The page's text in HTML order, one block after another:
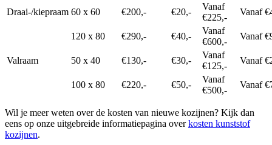
Draai-/kiepraam 60 x 60 €200,- €20,-
Vanaf
€225,-
Vanaf
120 x 80 €290,- €40,-
Vanaf
€600,-
Vanaf
Valraam 50 x 40 €130,- €30,-
Vanaf
€125,-
Vanaf
100 x 80 €220,- €50,-
Vanaf
€500,-
Vanaf
Wil je meer weten over de kosten van nieuwe kozijnen? Kijk dan
eens op onze uitgebreide informatiepagina overkosten kunststof
kozijnen.